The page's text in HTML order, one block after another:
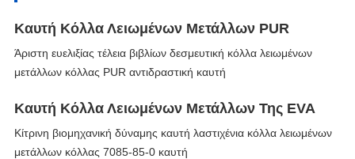
Καυτή Κόλλα Λειωμένων Μετάλλων PUR
Άριστη ευελιξίας τέλεια βιβλίων δεσμευτική κόλλα λειωμένων
μετάλλων κόλλας PUR αντιδραστική καυτή
Καυτή Κόλλα Λειωμένων Μετάλλων Της EVA
Κίτρινη βιομηχανική δύναμης καυτή λαστιχένια κόλλα λειωμένων
μετάλλων κόλλας 7085-85-0 καυτή